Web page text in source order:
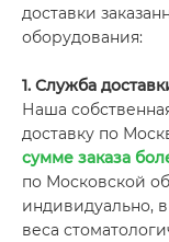
доставки
оборудования:
1. Служба
Наша
доставку по
сумме заказа
по Московской
индивидуально,
веса